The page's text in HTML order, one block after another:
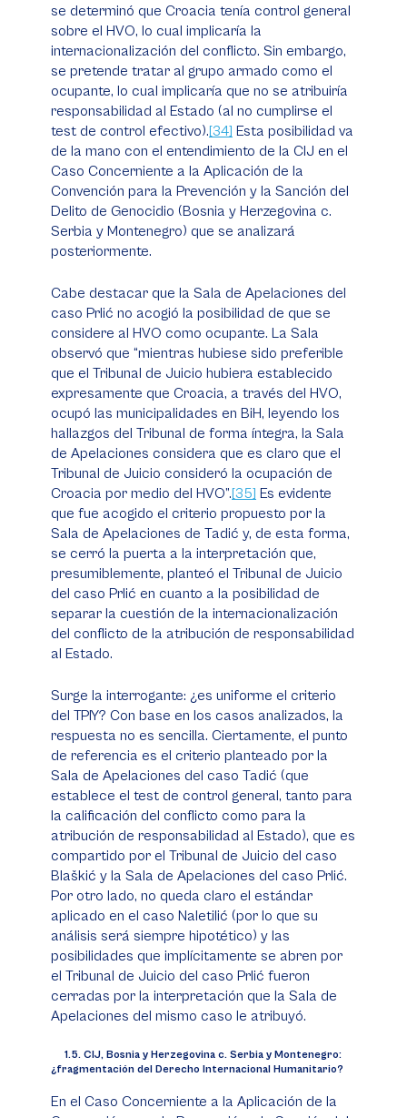
se determinó que Croacia tenía control general
sobre el HVO, lo cual implicaría la
internacionalización del conflicto. Sin embargo,
se pretende tratar al grupo armado como el
ocupante, lo cual implicaría que no se atribuiría
responsabilidad al Estado (al no cumplirse el
test de control efectivo).[34] Esta posibilidad va
de la mano con el entendimiento de la CIJ en el
Caso Concerniente a la Aplicación de la
Convención para la Prevención y la Sanción del
Delito de Genocidio (Bosnia y Herzegovina c.
Serbia y Montenegro) que se analizará
posteriormente.
Cabe destacar que la Sala de Apelaciones del
caso Prlić no acogió la posibilidad de que se
considere al HVO como ocupante. La Sala
observó que “mientras hubiese sido preferible
que el Tribunal de Juicio hubiera establecido
expresamente que Croacia, a través del HVO,
ocupó las municipalidades en BiH, leyendo los
hallazgos del Tribunal de forma íntegra, la Sala
de Apelaciones considera que es claro que el
Tribunal de Juicio consideró la ocupación de
Croacia por medio del HVO”.[35] Es evidente
que fue acogido el criterio propuesto por la
Sala de Apelaciones de Tadić y, de esta forma,
se cerró la puerta a la interpretación que,
presumiblemente, planteó el Tribunal de Juicio
del caso Prlić en cuanto a la posibilidad de
separar la cuestión de la internacionalización
del conflicto de la atribución de responsabilidad
al Estado.
Surge la interrogante: ¿es uniforme el criterio
del TPIY? Con base en los casos analizados, la
respuesta no es sencilla. Ciertamente, el punto
de referencia es el criterio planteado por la
Sala de Apelaciones del caso Tadić (que
establece el test de control general, tanto para
la calificación del conflicto como para la
atribución de responsabilidad al Estado), que es
compartido por el Tribunal de Juicio del caso
Blaškić y la Sala de Apelaciones del caso Prlić.
Por otro lado, no queda claro el estándar
aplicado en el caso Naletilić (por lo que su
análisis será siempre hipotético) y las
posibilidades que implícitamente se abren por
el Tribunal de Juicio del caso Prlić fueron
cerradas por la interpretación que la Sala de
Apelaciones del mismo caso le atribuyó.
1.5. CIJ, Bosnia y Herzegovina c. Serbia y Montenegro:
¿fragmentación del Derecho Internacional Humanitario?
En el Caso Concerniente a la Aplicación de la